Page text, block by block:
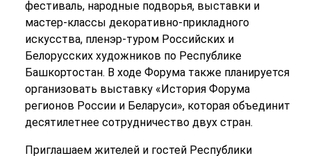
фестиваль, народные подворья, выставки и
мастер-классы декоративно-прикладного
искусства, пленэр-туром Российских и
Белорусских художников по Республике
Башкортостан. В ходе Форума также планируется
организовать выставку «История Форума
регионов России и Беларуси», которая объединит
десятилетнее сотрудничество двух стран.
Приглашаем жителей и гостей Республики